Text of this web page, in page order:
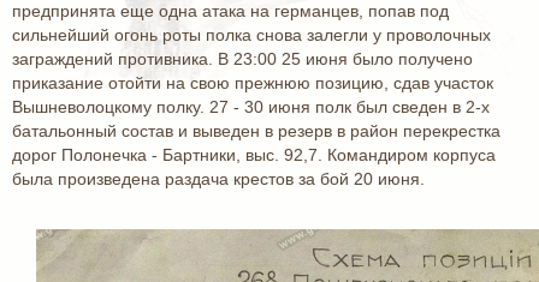
предпринята еще одна атака на германцев, попав под
сильнейший огонь роты полка снова залегли у проволочных
заграждений противника. В 23:00 25 июня было получено
приказание отойти на свою прежнюю позицию, сдав участок
Вышневолоцкому полку. 27 - 30 июня полк был сведен в 2-х
батальонный состав и выведен в резерв в район перекрестка
дорог Полонечка - Бартники, выс. 92,7. Командиром корпуса
была произведена раздача крестов за бой 20 июня.